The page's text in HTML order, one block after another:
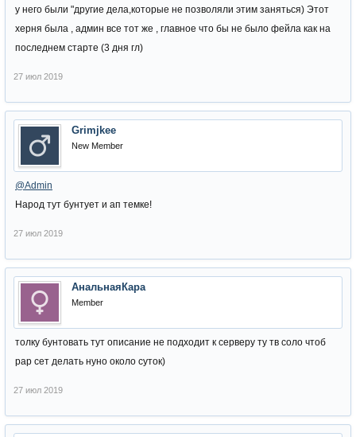
у него были "другие дела,которые не позволяли этим заняться) Этот
херня была , админ все тот же , главное что бы не было фейла как на
последнем старте (3 дня гл)
27 июл 2019
Grimjkee
New Member
@Admin
Народ тут бунтует и ап темке!
27 июл 2019
АнальнаяКара
Member
толку бунтовать тут описание не подходит к серверу ту тв соло чтоб
рар сет делать нуно около суток)
27 июл 2019